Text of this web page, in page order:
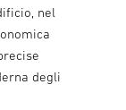
nel
degli